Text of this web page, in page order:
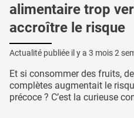
alimentaire trop
accroître le risque
Actualité publiée il y a 3 mois 2
Et si consommer des fruits,
complètes augmentait le
précoce ? C’est la curieuse